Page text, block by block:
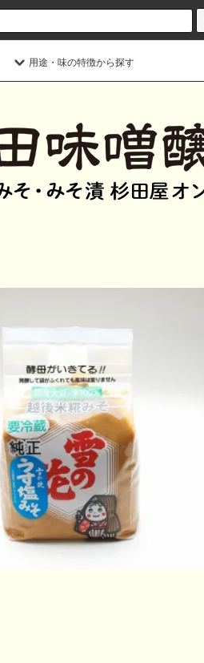
用途・味の特徴から探す